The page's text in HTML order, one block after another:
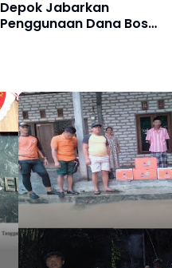
Depok Jabarkan
Penggunaan Dana Bos